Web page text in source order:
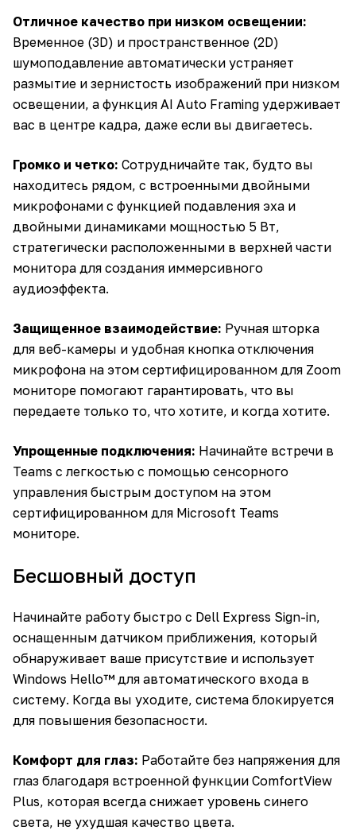
Отличное качество при низком освещении:
Временное (3D) и пространственное (2D)
шумоподавление автоматически устраняет
размытие и зернистость изображений при низком
освещении, а функция AI Auto Framing удерживает
вас в центре кадра, даже если вы двигаетесь.
Громко и четко: Сотрудничайте так, будто вы
находитесь рядом, с встроенными двойными
микрофонами с функцией подавления эха и
двойными динамиками мощностью 5 Вт,
стратегически расположенными в верхней части
монитора для создания иммерсивного
аудиоэффекта.
Защищенное взаимодействие: Ручная шторка
для веб-камеры и удобная кнопка отключения
микрофона на этом сертифицированном для Zoom
мониторе помогают гарантировать, что вы
передаете только то, что хотите, и когда хотите.
Упрощенные подключения: Начинайте встречи в
Teams с легкостью с помощью сенсорного
управления быстрым доступом на этом
сертифицированном для Microsoft Teams
мониторе.
Бесшовный доступ
Начинайте работу быстро с Dell Express Sign-in,
оснащенным датчиком приближения, который
обнаруживает ваше присутствие и использует
Windows Hello™ для автоматического входа в
систему. Когда вы уходите, система блокируется
для повышения безопасности.
Комфорт для глаз: Работайте без напряжения для
глаз благодаря встроенной функции ComfortView
Plus, которая всегда снижает уровень синего
света, не ухудшая качество цвета.